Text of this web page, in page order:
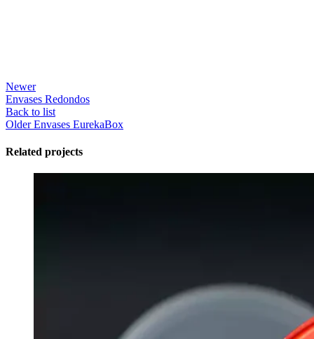
Newer
Envases Redondos
Back to list
Older Envases EurekaBox
Related projects